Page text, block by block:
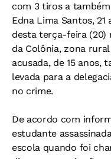
com 3 tiros a
Edna Lima Santos,
desta terça-feira (20)
da Colônia, zona
acusada, de 15 anos,
levada para a
no crime.
De acordo com
estudante
escola quando foi